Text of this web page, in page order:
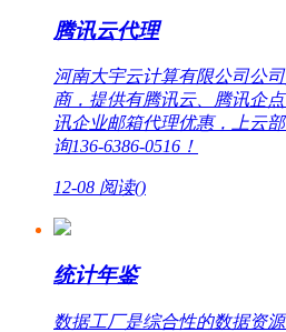
腾讯云代理
河南大宇云计算有限公司公
商，提供有腾讯云、腾讯企
讯企业邮箱代理优惠，上云
询136-6386-0516！
12-08 阅读()
统计年鉴
数据工厂是综合性的数据资